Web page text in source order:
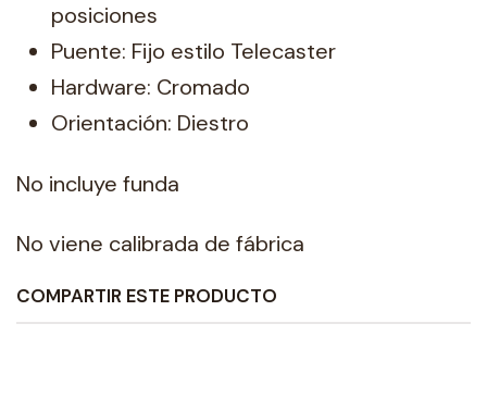
posiciones
Puente: Fijo estilo Telecaster
Hardware: Cromado
Orientación: Diestro
No incluye funda
No viene calibrada de fábrica
COMPARTIR ESTE PRODUCTO